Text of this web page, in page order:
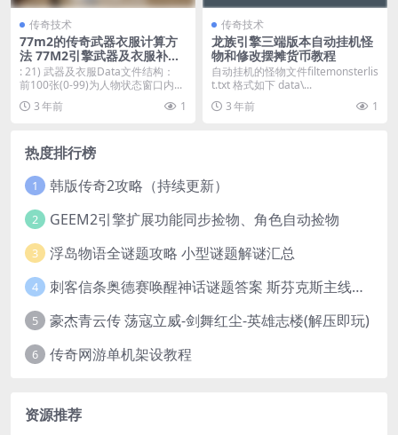
传奇技术
77m2的传奇武器衣服计算方
法 77M2引擎武器及衣服补丁
设置范例讲解
: 21) 武器及衣服Data文件结构：
前100张(0-99)为人物状态窗口内...
3 年前
1
传奇技术
龙族引擎三端版本自动挂机怪
物和修改摆摊货币教程
自动挂机的怪物文件filtemonsterlis
t.txt 格式如下 data\...
3 年前
1
热度排行榜
1 韩版传奇2攻略（持续更新）
2 GEEM2引擎扩展功能同步捡物、角色自动捡物
3 浮岛物语全谜题攻略 小型谜题解谜汇总
4 刺客信条奥德赛唤醒神话谜题答案 斯芬克斯主线攻略
5 豪杰青云传 荡寇立威-剑舞红尘-英雄志楼(解压即玩)
6 传奇网游单机架设教程
资源推荐